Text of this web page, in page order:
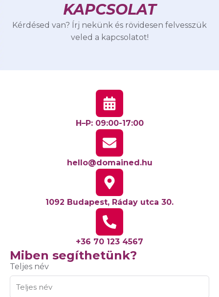
KAPCSOLAT
Kérdésed van? Írj nekünk és rövidesen felvesszük
veled a kapcsolatot!
Miben segíthetünk?
Teljes név
H–P: 09:00-17:00
hello@domained.hu
1092 Budapest, Ráday utca 30.
+36 70 123 4567